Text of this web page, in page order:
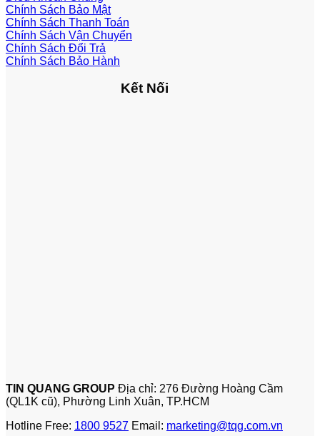
Chính Sách Bảo Mật
Chính Sách Thanh Toán
Chính Sách Vận Chuyển
Chính Sách Đổi Trả
Chính Sách Bảo Hành
Kết Nối
TIN QUANG GROUP Địa chỉ: 276 Đường Hoàng Cầm
(QL1K cũ), Phường Linh Xuân, TP.HCM
Hotline Free: 1800 9527 Email: marketing@tqg.com.vn